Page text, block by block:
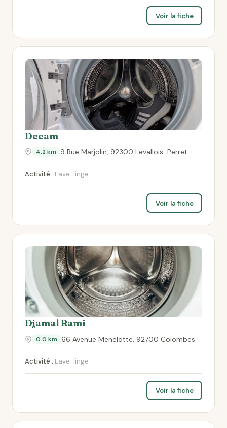
Voir la fiche
Decam
4.2 km 9 Rue Marjolin, 92300 Levallois-Perret
Activité : Lave-linge
Voir la fiche
Djamal Rami
0.0 km 66 Avenue Menelotte, 92700 Colombes
Activité : Lave-linge
Voir la fiche